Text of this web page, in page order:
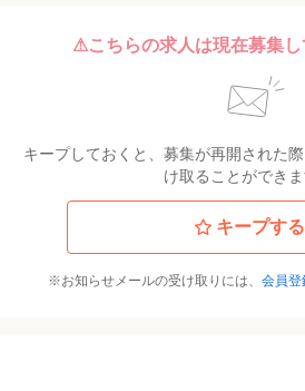
⚠こちらの求人は現在募集し
キープしておくと、募集が再開された
け取ることができま
キープする
※お知らせメールの受け取りには、 会員登